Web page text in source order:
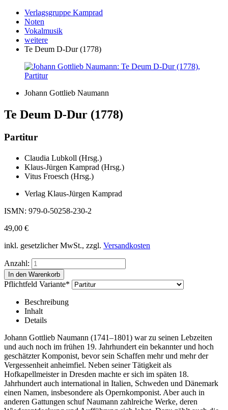
Verlagsgruppe Kamprad
Noten
Vokalmusik
weitere
Te Deum D-Dur (1778)
Johann Gottlieb Naumann
Te Deum D-Dur (1778)
Partitur
Claudia Lubkoll (Hrsg.)
Klaus-Jürgen Kamprad (Hrsg.)
Vitus Froesch (Hrsg.)
Verlag Klaus-Jürgen Kamprad
ISMN: 979-0-50258-230-2
49,00 €
inkl. gesetzlicher MwSt., zzgl. Versandkosten
Anzahl:
Pflichtfeld Variante*
Beschreibung
Inhalt
Details
Johann Gottlieb Naumann (1741–1801) war zu seinen Lebzeiten
und auch noch im frühen 19. Jahrhundert ein bekannter und hoch
geschätzter Komponist, bevor sein Schaffen mehr und mehr der
Vergessenheit anheimfiel. Neben seiner Tätigkeit als
Hofkapellmeister in Dresden machte er sich im späten 18.
Jahrhundert auch international in Italien, Schweden und Dänemark
einen Namen, insbesondere als Opernkomponist. Aber auch in
anderen Gattungen schuf Naumann zahlreiche Werke, deren